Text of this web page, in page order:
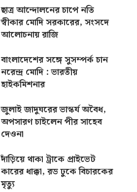
ছাত্র আন্দোলনের চাপে নতি
স্বীকার মোদি সরকারের, সংসদে
আলোচনায় রাজি
বাংলাদেশের সঙ্গে সুসম্পর্ক চান
নরেন্দ্র মোদি : ভারতীয়
হাইকমিশনার
জুলাই জাদুঘরের ভাস্কর্য অবৈধ,
অপসারণ চাইলেন পীর সাহেব
দেওনা
দাঁড়িয়ে থাকা ট্রাকে প্রাইভেট
কারের ধাক্কা, রড ঢুকে বিচারকের
মৃত্যু